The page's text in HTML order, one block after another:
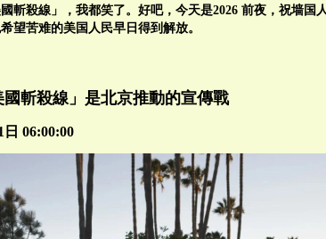
斬殺線」，我都笑了。好吧，今天是2026 前夜，祝墙国
望苦难的美国人民早日得到解放。
斬殺線」是北京推動的宣傳戰
日 06:00:00